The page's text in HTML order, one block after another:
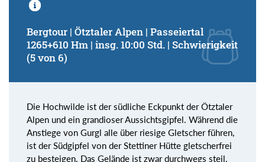
Bergtour | Ötztaler Alpen | Passeiertal
1265+610 Hm | insg. 10:00 Std. | Schwierigkeit
(5 von 6)
Die Hochwilde ist der südliche Eckpunkt der Ötztaler
Alpen und ein grandioser Aussichtsgipfel. Während die
Anstiege von Gurgl alle über riesige Gletscher führen,
ist der Südgipfel von der Stettiner Hütte gletscherfrei
zu besteigen. Das Gelände ist zwar durchwegs steil,